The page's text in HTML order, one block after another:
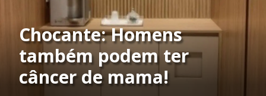
Chocante: Homens
também podem ter
câncer de mama!